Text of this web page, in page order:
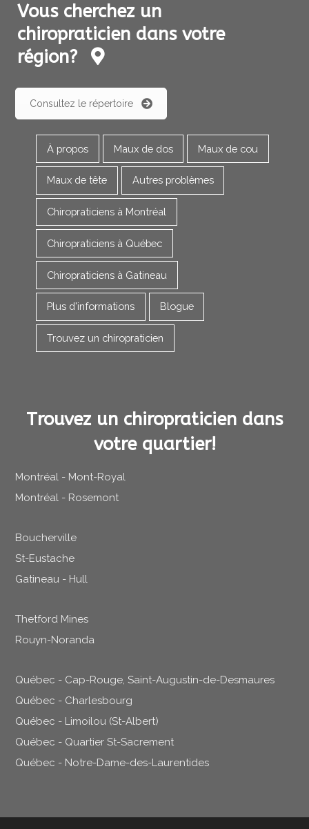
Vous cherchez un
chiropraticien dans votre
région?
Consultez le répertoire
À propos Maux de dos Maux de cou
Maux de tête Autres problèmes
Chiropraticiens à Montréal
Chiropraticiens à Québec
Chiropraticiens à Gatineau
Plus d'informations Blogue
Trouvez un chiropraticien
Trouvez un chiropraticien dans
votre quartier!
Montréal - Mont-Royal
Montréal - Rosemont
Boucherville
St-Eustache
Gatineau - Hull
Thetford Mines
Rouyn-Noranda
Québec - Cap-Rouge, Saint-Augustin-de-Desmaures
Québec - Charlesbourg
Québec - Limoilou (St-Albert)
Québec - Quartier St-Sacrement
Québec - Notre-Dame-des-Laurentides